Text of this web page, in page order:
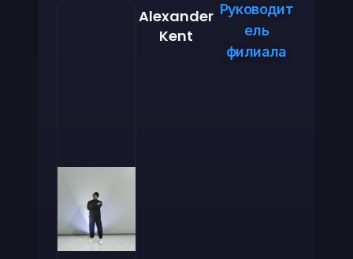
Alexander
Kent
Руководит
ель
филиала